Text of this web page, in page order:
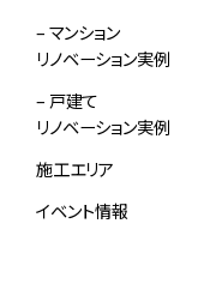
– マンション
リノベーション実例
– 戸建て
リノベーション実例
施工エリア
イベント情報